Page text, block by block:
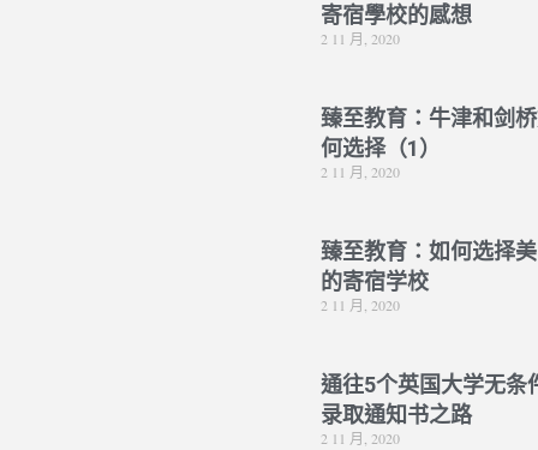
寄宿學校的感想
2 11 月, 2020
臻至教育：牛津和剑
何选择（1）
2 11 月, 2020
臻至教育：如何选择
的寄宿学校
2 11 月, 2020
通往5个英国大学无条
录取通知书之路
2 11 月, 2020